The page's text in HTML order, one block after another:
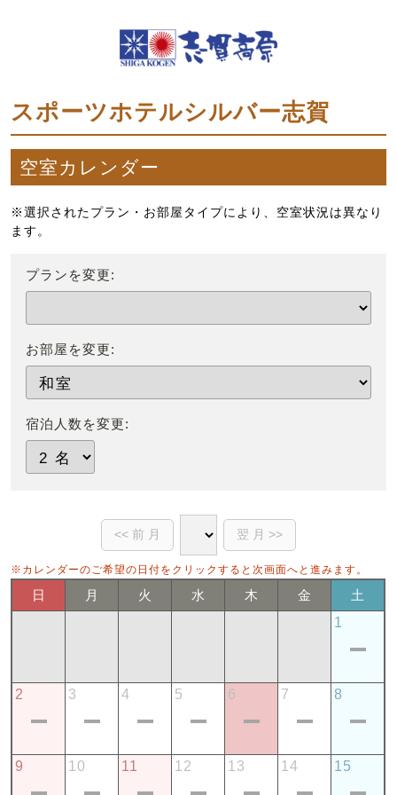
スポーツホテルシルバー志賀
空室カレンダー
※選択されたプラン・お部屋タイプにより、空室状況は異なり
ます。
プランを変更:
お部屋を変更:
宿泊人数を変更:
※カレンダーのご希望の日付をクリックすると次画面へと進みます。
日 月 火 水 木 金
土
1
2 3 4 5 6 7 8
9 10 11 12 13 14 15